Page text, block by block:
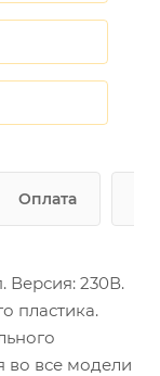
Оплата
Версия: 230В.
пластика.
во все модели